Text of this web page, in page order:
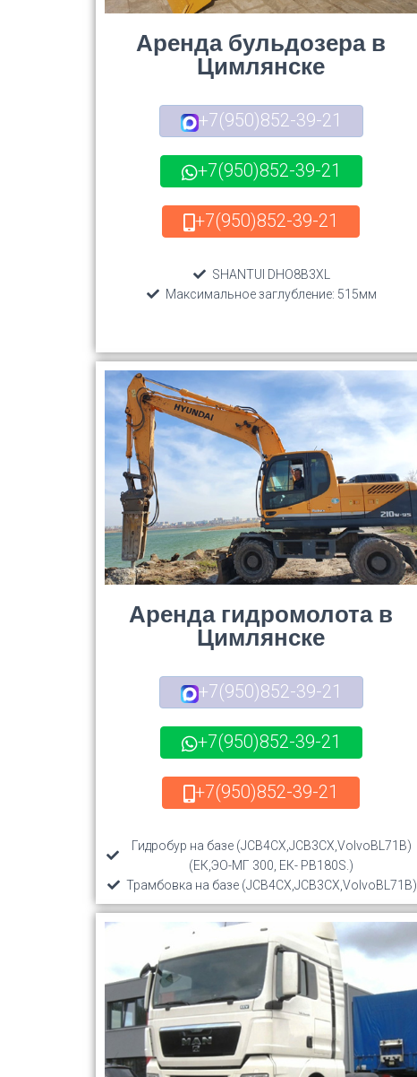
Аренда бульдозера в
Цимлянске
+7(950)852-39-21
+7(950)852-39-21
+7(950)852-39-21
SHANTUI DHO8B3XL
Максимальное заглубление: 515мм
Аренда гидромолота в
Цимлянске
+7(950)852-39-21
+7(950)852-39-21
+7(950)852-39-21
Гидробур на базе (JCB4CX,JCB3CX,VolvoBL71B)
(ЕК,ЭО-МГ 300, ЕК- РВ180S.)
Трамбовка на базе (JCB4CX,JCB3CX,VolvoBL71B)